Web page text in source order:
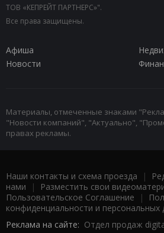
ТОВ «КЕПРЕЙТ ПАРТНЕРС»".
Все права защищены.
Афиша
Новости
Материалы, отмеченные знаками
"Новости компаний", "Актуально",
правах рекламы.
Наши контакты и схема проезда |
нами | Разместить свои
Пользовательское Соглашение |
конфиденциальности и персональных
Реклама на сайте: Отдел продаж